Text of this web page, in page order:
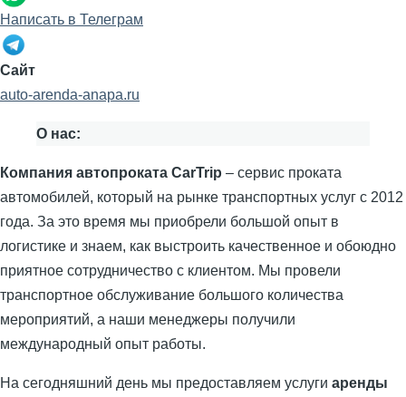
Написать в Телеграм
Сайт
auto-arenda-anapa.ru
О нас:
Компания автопроката CarTrip – сервис проката
автомобилей, который на рынке транспортных услуг с 2012
года. За это время мы приобрели большой опыт в
логистике и знаем, как выстроить качественное и обоюдно
приятное сотрудничество с клиентом. Мы провели
транспортное обслуживание большого количества
мероприятий, а наши менеджеры получили
международный опыт работы.
На сегодняшний день мы предоставляем услуги аренды